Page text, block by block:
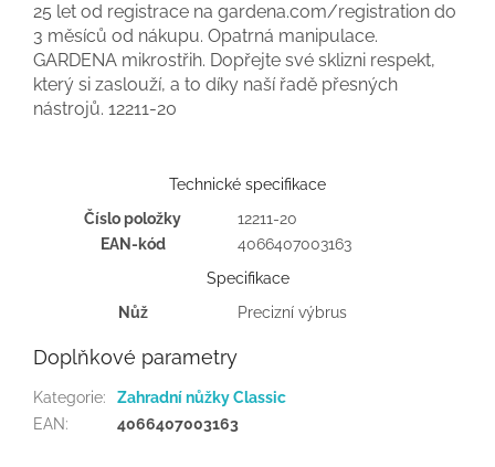
25 let od registrace na gardena.com/registration do
3 měsíců od nákupu. Opatrná manipulace.
GARDENA mikrostřih. Dopřejte své sklizni respekt,
který si zaslouží, a to díky naší řadě přesných
nástrojů. 12211-20
Technické specifikace
Číslo položky
12211-20
EAN-kód
4066407003163
Specifikace
Nůž
Precizní výbrus
Doplňkové parametry
Kategorie:
Zahradní nůžky Classic
EAN: 4066407003163